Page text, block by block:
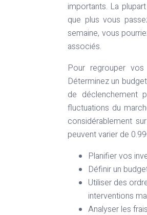
importants. La
que plus vous
semaine, vous
associés.
Pour regrouper
Déterminez un
de déclenchement
fluctuations du
considérablement
peuvent varier de
Planifier vos
Définir un
Utiliser des
interventions
Analyser les